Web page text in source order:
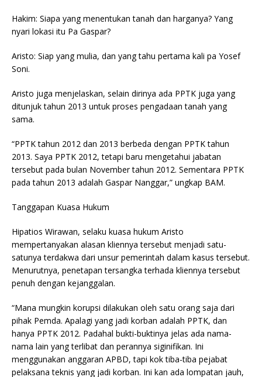
Hakim: Siapa yang menentukan tanah dan harganya? Yang
nyari lokasi itu Pa Gaspar?
Aristo: Siap yang mulia, dan yang tahu pertama kali pa Yosef
Soni.
Aristo juga menjelaskan, selain dirinya ada PPTK juga yang
ditunjuk tahun 2013 untuk proses pengadaan tanah yang
sama.
“PPTK tahun 2012 dan 2013 berbeda dengan PPTK tahun
2013. Saya PPTK 2012, tetapi baru mengetahui jabatan
tersebut pada bulan November tahun 2012. Sementara PPTK
pada tahun 2013 adalah Gaspar Nanggar,” ungkap BAM.
Tanggapan Kuasa Hukum
Hipatios Wirawan, selaku kuasa hukum Aristo
mempertanyakan alasan kliennya tersebut menjadi satu-
satunya terdakwa dari unsur pemerintah dalam kasus tersebut.
Menurutnya, penetapan tersangka terhada kliennya tersebut
penuh dengan kejanggalan.
“Mana mungkin korupsi dilakukan oleh satu orang saja dari
pihak Pemda. Apalagi yang jadi korban adalah PPTK, dan
hanya PPTK 2012. Padahal bukti-buktinya jelas ada nama-
nama lain yang terlibat dan perannya siginifikan. Ini
menggunakan anggaran APBD, tapi kok tiba-tiba pejabat
pelaksana teknis yang jadi korban. Ini kan ada lompatan jauh,